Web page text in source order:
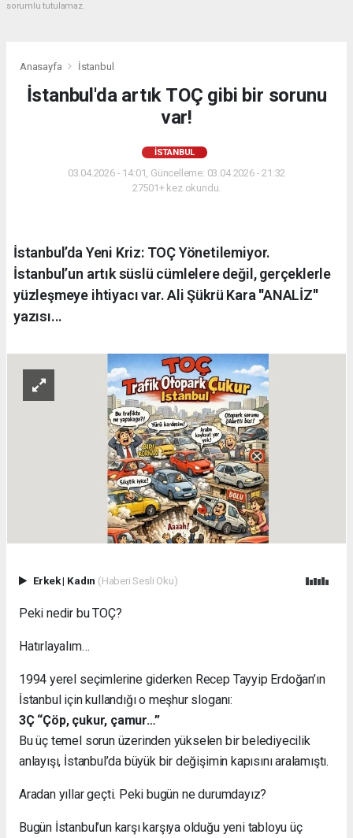
sorumlu tutulamaz.
Anasayfa İstanbul
İstanbul'da artık TOÇ gibi bir sorunu
var!
İSTANBUL
03.04.2026 - 14:01, Güncelleme: 03.04.2026 - 21:32
27501+ kez okundu.
İstanbul’da Yeni Kriz: TOÇ Yönetilemiyor.
İstanbul’un artık süslü cümlelere değil, gerçeklerle
yüzleşmeye ihtiyacı var. Ali Şükrü Kara ''ANALİZ''
yazısı...
Erkek| Kadın (Haberi Sesli Oku)
Peki nedir bu TOÇ?
Hatırlayalım…
1994 yerel seçimlerine giderken Recep Tayyip Erdoğan’ın
İstanbul için kullandığı o meşhur sloganı:
3Ç “Çöp, çukur, çamur…”
Bu üç temel sorun üzerinden yükselen bir belediyecilik
anlayışı, İstanbul’da büyük bir değişimin kapısını aralamıştı.
Aradan yıllar geçti. Peki bugün ne durumdayız?
Bugün İstanbul’un karşı karşıya olduğu yeni tabloyu üç